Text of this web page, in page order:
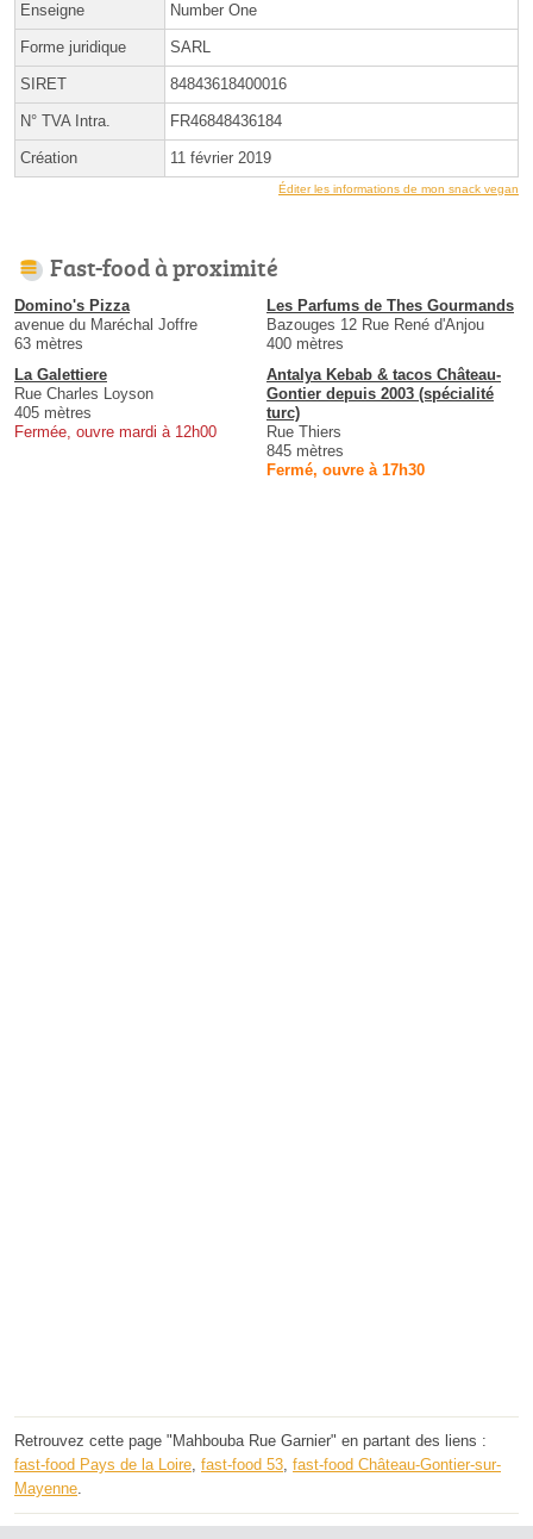
Enseigne Number One
Forme juridique SARL
SIRET 84843618400016
N° TVA Intra. FR46848436184
Création 11 février 2019
Éditer les informations de mon snack vegan
Fast-food à proximité
Domino's Pizza
avenue du Maréchal Joffre
63 mètres
Les Parfums de Thes Gourmands
Bazouges 12 Rue René d'Anjou
400 mètres
La Galettiere
Rue Charles Loyson
405 mètres
Fermée, ouvre mardi à 12h00
Antalya Kebab & tacos Château-
Gontier depuis 2003 (spécialité
turc)
Rue Thiers
845 mètres
Fermé, ouvre à 17h30
Retrouvez cette page "Mahbouba Rue Garnier" en partant des liens :
fast-food Pays de la Loire, fast-food 53, fast-food Château-Gontier-sur-
Mayenne.